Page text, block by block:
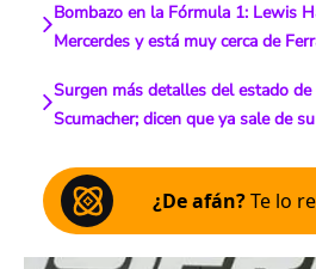
Bombazo en la Fórmula 1: Lewis
Mercerdes y está muy cerca de
Surgen más detalles del estado
Scumacher; dicen que ya sale de
¿De afán?Te lo